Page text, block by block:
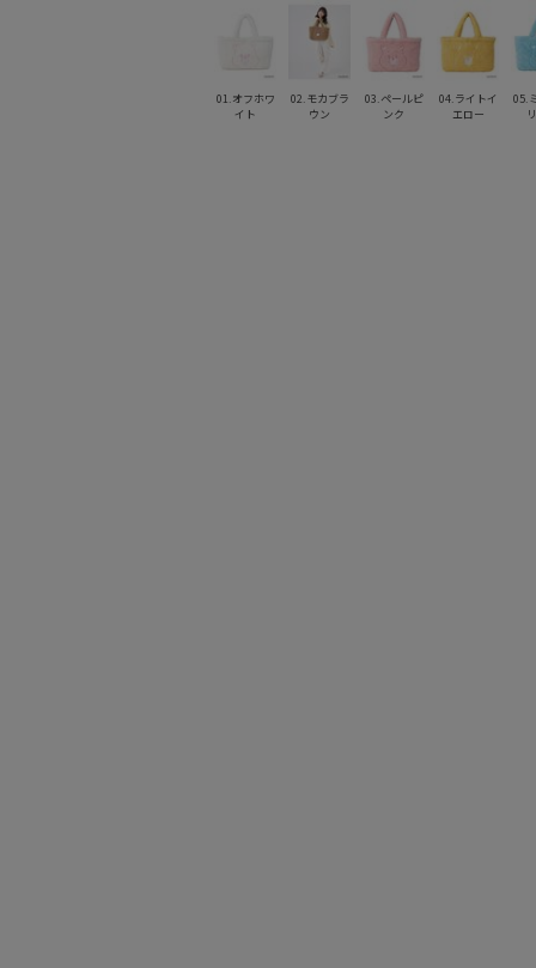
01.オフホワ
イト
02.モカブラ
ウン
03.ペールピ
ンク
04.ライトイ
エロー
05.